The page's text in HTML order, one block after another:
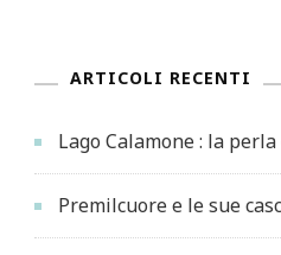
ARTICOLI RECENTI
Lago Calamone : la
Premilcuore e le sue